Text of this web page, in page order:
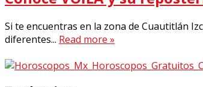
Si te encuentras en la zona de Cuautitlán
diferentes... Read more »